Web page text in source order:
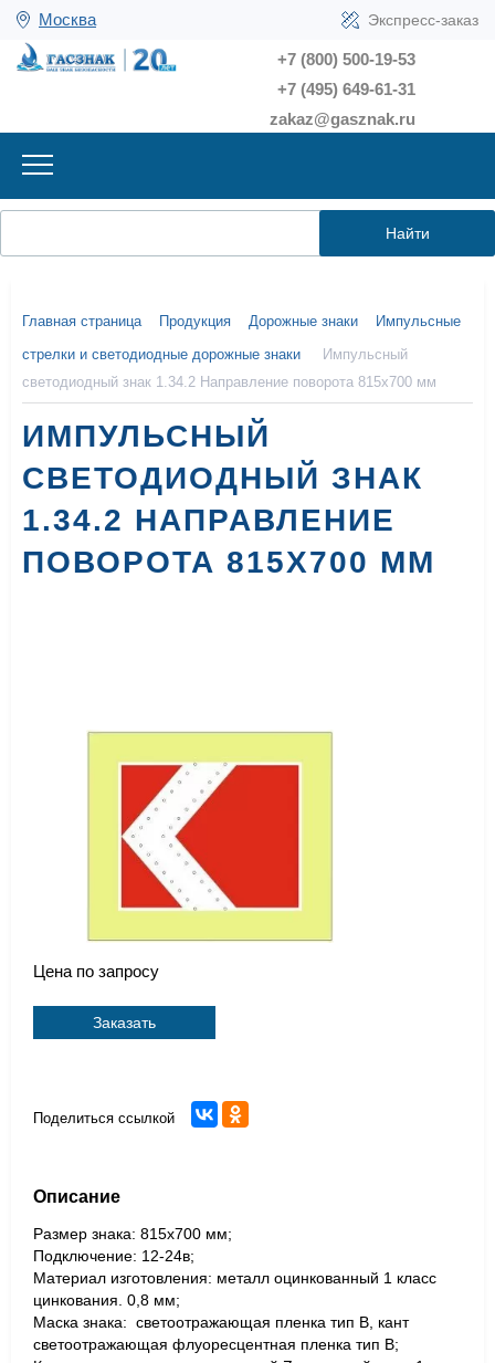
Москва Экспресс-заказ
+7 (800) 500-19-53
+7 (495) 649-61-31
zakaz@gasznak.ru
Найти
Главная страница Продукция Дорожные знаки
Импульсные
стрелки и светодиодные дорожные знаки
Импульсный
светодиодный знак 1.34.2 Направление поворота 815x700 мм
ИМПУЛЬСНЫЙ
СВЕТОДИОДНЫЙ ЗНАК
1.34.2 НАПРАВЛЕНИЕ
ПОВОРОТА 815X700 ММ
Цена по запросу
Заказать
Поделиться ссылкой
Описание
Размер знака: 815x700 мм;
Подключение: 12-24в;
Материал изготовления: металл оцинкованный 1 класс
цинкования. 0,8 мм;
Маска знака: светоотражающая пленка тип В, кант
светоотражающая флуоресцентная пленка тип В;